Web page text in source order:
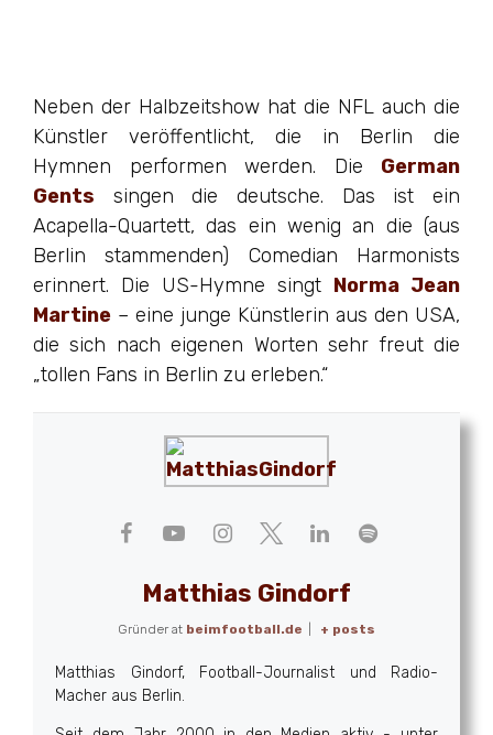
Neben der Halbzeitshow hat die NFL auch die
Künstler veröffentlicht, die in Berlin die
Hymnen performen werden. Die German
Gents singen die deutsche. Das ist ein
Acapella-Quartett, das ein wenig an die (aus
Berlin stammenden) Comedian Harmonists
erinnert. Die US-Hymne singt Norma Jean
Martine – eine junge Künstlerin aus den USA,
die sich nach eigenen Worten sehr freut die
„tollen Fans in Berlin zu erleben.“
Matthias Gindorf
Gründer at beimfootball.de + posts
Matthias Gindorf, Football-Journalist und Radio-
Macher aus Berlin.